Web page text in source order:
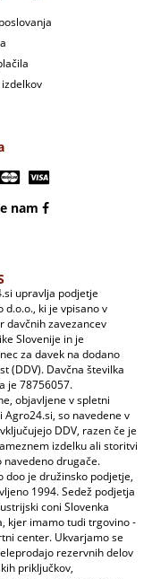
nam
upravlja podjetje
d.o.o., ki je vpisano v
davčnih zavezancev
Slovenije in je
za davek na dodano
(DDV). Davčna številka
je 78756057.
objavljene v spletni
Agro24.si, so navedene v
DDV, razen če je
izdelku ali storitvi
navedeno drugače.
doo je družinsko podjetje,
1994. Sedež podjetja
coni Slovenka
kjer imamo tudi trgovino -
center. Ukvarjamo se
rezervnih delov
priključkov,